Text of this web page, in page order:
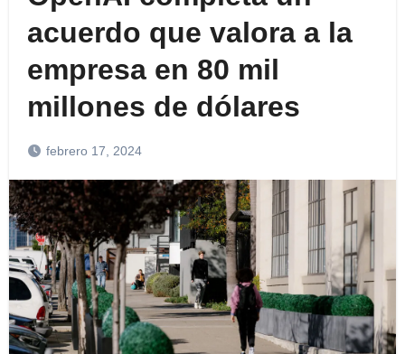
acuerdo que valora a la
empresa en 80 mil
millones de dólares
febrero 17, 2024